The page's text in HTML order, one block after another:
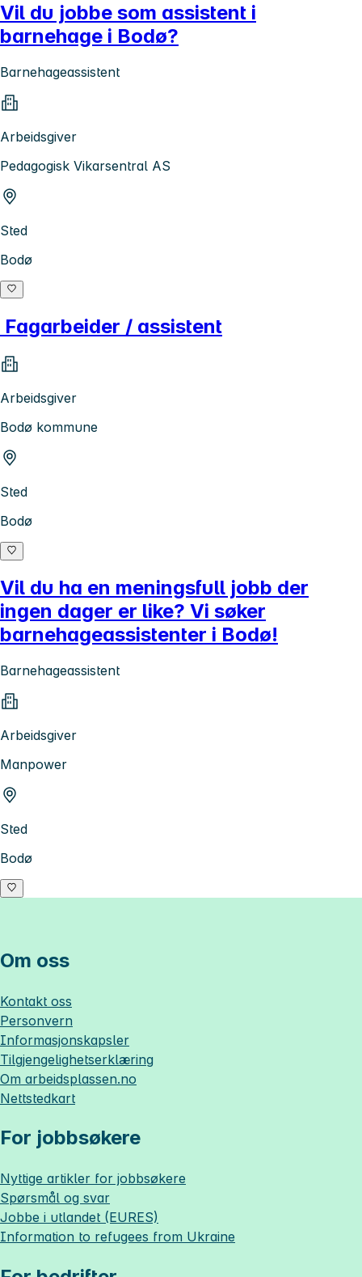
Vil du jobbe som assistent i
barnehage i Bodø?
Barnehageassistent
Arbeidsgiver
Pedagogisk Vikarsentral AS
Sted
Bodø
Fagarbeider / assistent
Arbeidsgiver
Bodø kommune
Sted
Bodø
Vil du ha en meningsfull jobb der
ingen dager er like? Vi søker
barnehageassistenter i Bodø!
Barnehageassistent
Arbeidsgiver
Manpower
Sted
Bodø
Om oss
Kontakt oss
Personvern
Informasjonskapsler
Tilgjengelighetserklæring
Om arbeidsplassen.no
Nettstedkart
For jobbsøkere
Nyttige artikler for jobbsøkere
Spørsmål og svar
Jobbe i utlandet (EURES)
Information to refugees from Ukraine